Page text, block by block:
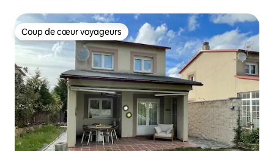
Coup de cœur voyageurs
Coup de cœur voyageurs